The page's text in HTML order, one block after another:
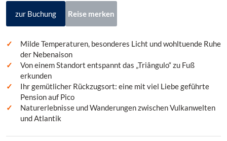
zur Buchung Reise merken
Milde Temperaturen, besonderes Licht und wohltuende Ruhe
der Nebenaison
Von einem Standort entspannt das „Triângulo“ zu Fuß
erkunden
Ihr gemütlicher Rückzugsort: eine mit viel Liebe geführte
Pension auf Pico
Naturerlebnisse und Wanderungen zwischen Vulkanwelten
und Atlantik